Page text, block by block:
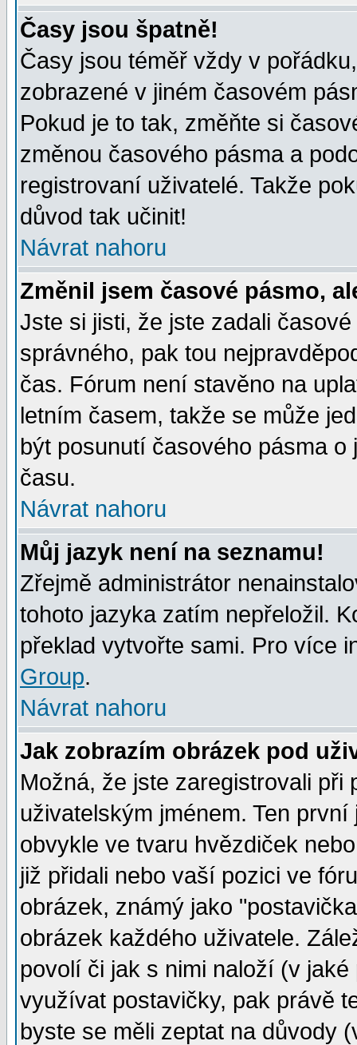
Časy jsou špatně!
Časy jsou téměř vždy v
zobrazené v jiném časovém
Pokud je to tak, změňte si
změnou časového pásma a
registrovaní uživatelé. Takže
důvod tak učinit!
Návrat nahoru
Změnil jsem časové pásmo,
Jste si jisti, že jste zadali
správného, pak tou
čas. Fórum není stavěno na
letním časem, takže se může
být posunutí časového pásma
času.
Návrat nahoru
Můj jazyk není na seznamu!
Zřejmě administrátor
tohoto jazyka zatím nepřeložil.
překlad vytvořte sami. Pro více
Group.
Návrat nahoru
Jak zobrazím obrázek pod
Možná, že jste zaregistrovali
uživatelským jménem. Ten
obvykle ve tvaru hvězdiček
již přidali nebo vaší pozici ve
obrázek, známý jako
obrázek každého uživatele.
povolí či jak s nimi naloží (v
využívat postavičky, pak právě
byste se měli zeptat na důvody